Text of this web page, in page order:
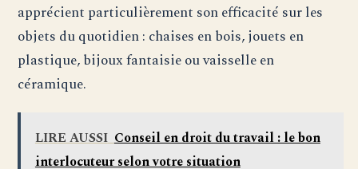
apprécient particulièrement son efficacité sur les
objets du quotidien : chaises en bois, jouets en
plastique, bijoux fantaisie ou vaisselle en
céramique.
LIRE AUSSI Conseil en droit du travail : le bon
interlocuteur selon votre situation